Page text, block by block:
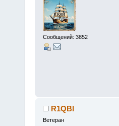
Сообщений: 3852
R1QBI
Ветеран